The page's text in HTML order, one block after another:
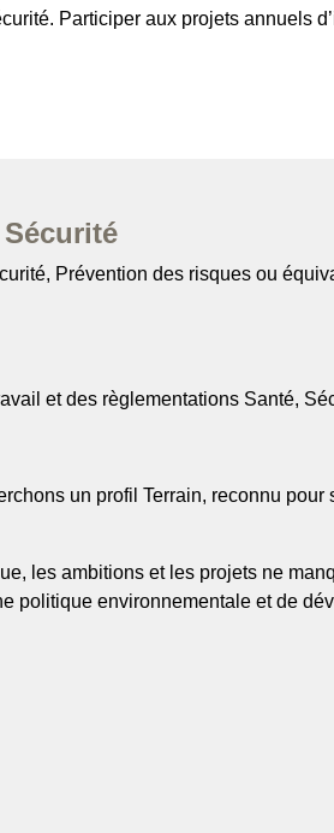
Participer aux projets annuels
Prévention des risques ou
et des règlementations Santé,
un profil Terrain, reconnu
les ambitions et les projets ne
politique environnementale et de